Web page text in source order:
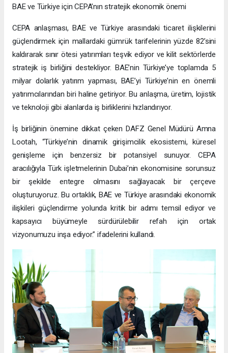
BAE ve Türkiye için CEPA’nın stratejik ekonomik önemi
CEPA anlaşması, BAE ve Türkiye arasındaki ticaret ilişkilerini
güçlendirmek için mallardaki gümrük tarifelerinin yüzde 82’sini
kaldırarak sınır ötesi yatırımları teşvik ediyor ve kilit sektörlerde
stratejik iş birliğini destekliyor. BAE’nin Türkiye’ye toplamda 5
milyar dolarlık yatırım yapması, BAE’yi Türkiye’nin en önemli
yatırımcılarından biri haline getiriyor. Bu anlaşma, üretim, lojistik
ve teknoloji gibi alanlarda iş birliklerini hızlandırıyor.
İş birliğinin önemine dikkat çeken DAFZ Genel Müdürü Amna
Lootah, “Türkiye’nin dinamik girişimcilik ekosistemi, küresel
genişleme için benzersiz bir potansiyel sunuyor. CEPA
aracılığıyla Türk işletmelerinin Dubai’nin ekonomisine sorunsuz
bir şekilde entegre olmasını sağlayacak bir çerçeve
oluşturuyoruz. Bu ortaklık, BAE ve Türkiye arasındaki ekonomik
ilişkileri güçlendirme yolunda kritik bir adımı temsil ediyor ve
kapsayıcı büyümeyle sürdürülebilir refah için ortak
vizyonumuzu inşa ediyor.” ifadelerini kullandı.